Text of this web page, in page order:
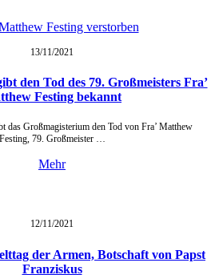
13/11/2021
den Tod des 79. Großmeisters Fra’
Festing bekannt
das Großmagisterium den Tod von Fra’ Matthew
Festing, 79. Großmeister …
Mehr
12/11/2021
der Armen, Botschaft von Papst
Franziskus